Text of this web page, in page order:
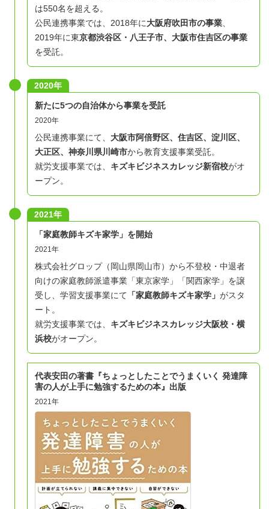
は550名を超える。
公民連携事業では、2018年に大阪府吹田市の事業
2019年に東京都渋谷区・八王子市、大阪市住吉区の事業
を受託。
2020年
新たに5つの自治体から事業を受託
2020年
公民連携事業にて、 大阪市阿倍野区、住吉区、淀川区、
大正区、神奈川県川崎市から教育支援事業受託。
就労支援事業では、 キズキビジネスカレッジ新宿校がオ
ープン。
2021年
「家庭教師キズキ家学」を開始
2021年
株式会社グロップ（岡山県岡山市）から不登校・中退者
向けの家庭教師派遣事業「東京家学」「関西家学」を譲
受し、学習支援事業にて 「家庭教師キズキ家学」 がスタ
ート。
就労支援事業では、 キズキビジネスカレッジ大阪校・ 横
浜校がオープン。
代表安田の著書『ちょっとしたことでうまくいく 発達障
害の人が上手に勉強するための本』出版
2021年